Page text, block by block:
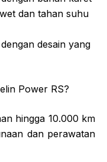
dan tahan suhu
desain yang
Power RS?
hingga 10.000 km
dan perawatan